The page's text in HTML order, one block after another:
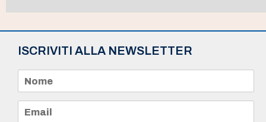
ISCRIVITI ALLA NEWSLETTER
m
e